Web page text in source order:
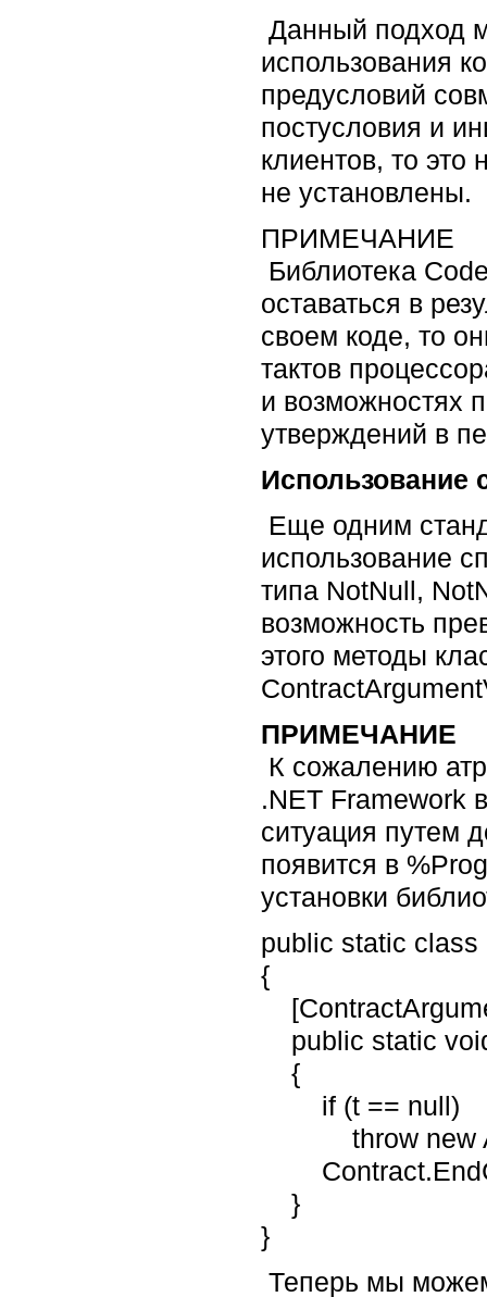
Данный подход
использования
предусловий
постусловия и
клиентов, то это
не установлены.
ПРИМЕЧАНИЕ
Библиотека
оставаться в
своем коде, то
тактов
и возможностях
утверждений в
Использование
Еще одним
использование
типа NotNull,
возможность
этого методы
ПРИМЕЧАНИЕ
К сожалению
.NET Framework
ситуация путем
появится в
установки
public static class
{
public static
{
if (t == null)
throw new
}
}
Теперь мы